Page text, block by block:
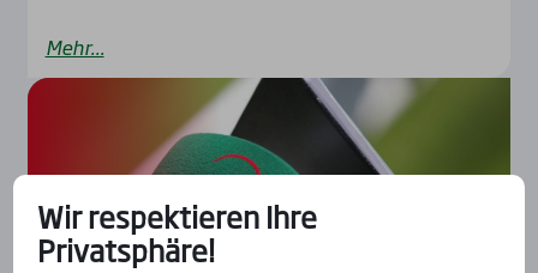
Mehr...
Wir respektieren Ihre
Privatsphäre!